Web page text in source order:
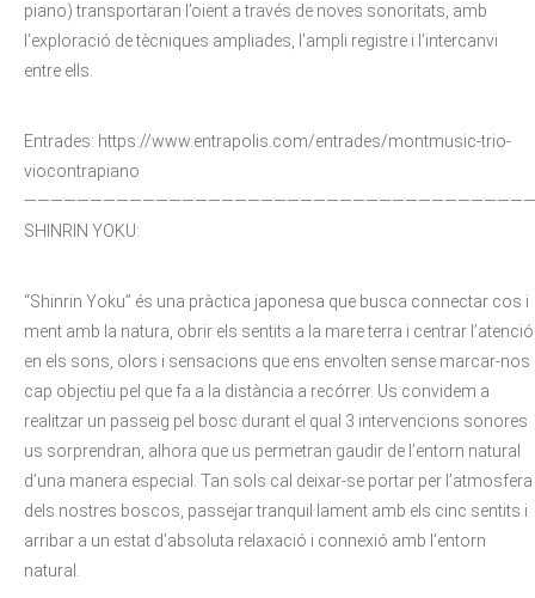
piano) transportaran l’oient a través de noves sonoritats, amb
l’exploració de tècniques ampliades, l’ampli registre i l’intercanvi
entre ells.
Entrades: https://www.entrapolis.com/entrades/montmusic-trio-
viocontrapiano
———————————————————————————————————————
SHINRIN YOKU:
“Shinrin Yoku” és una pràctica japonesa que busca connectar cos i
ment amb la natura, obrir els sentits a la mare terra i centrar l’atenció
en els sons, olors i sensacions que ens envolten sense marcar-nos
cap objectiu pel que fa a la distància a recórrer. Us convidem a
realitzar un passeig pel bosc durant el qual 3 intervencions sonores
us sorprendran, alhora que us permetran gaudir de l’entorn natural
d’una manera especial. Tan sols cal deixar-se portar per l’atmosfera
dels nostres boscos, passejar tranquil·lament amb els cinc sentits i
arribar a un estat d’absoluta relaxació i connexió amb l’entorn
natural.